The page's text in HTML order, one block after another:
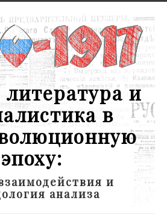
литература и
в
эпоху:
и
анализа